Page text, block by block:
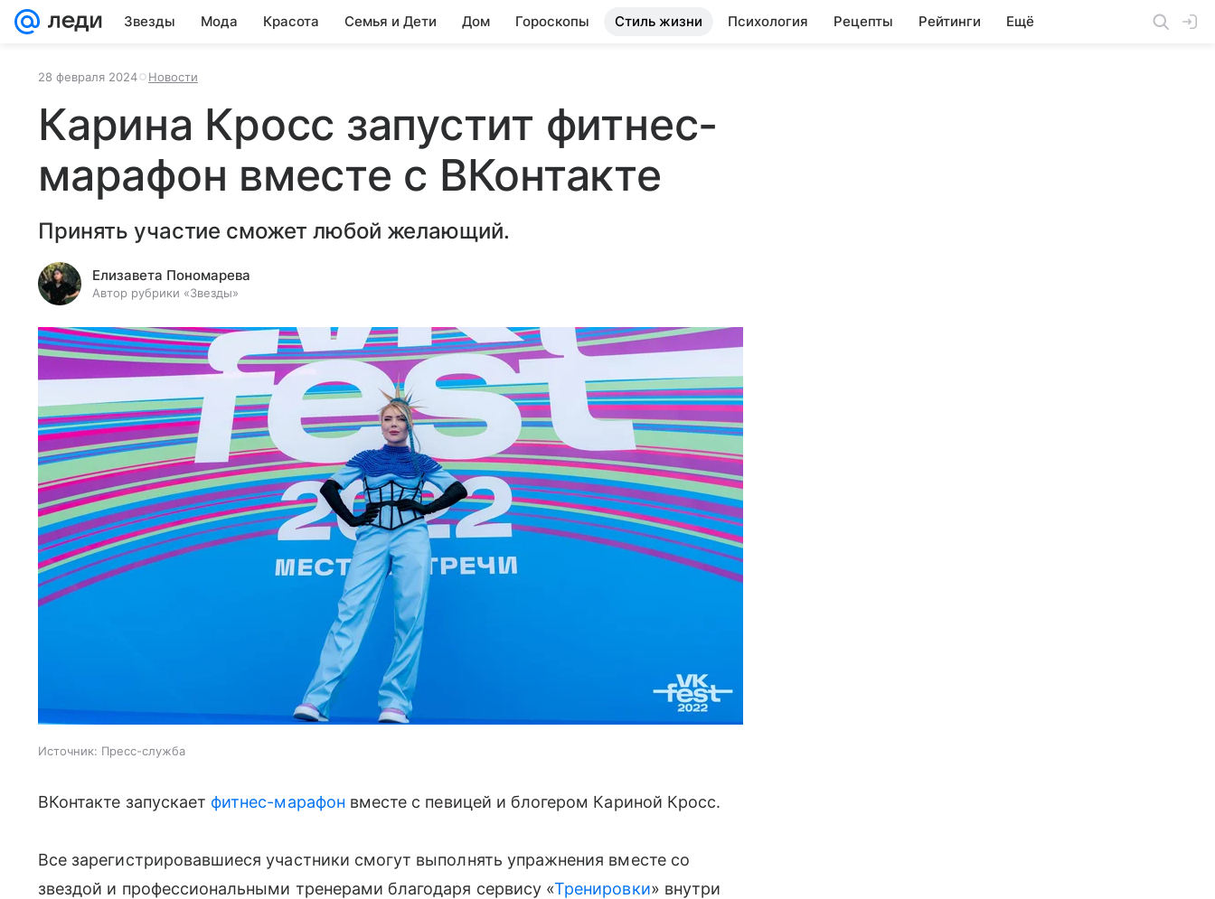
Звезды Мода Красота Семья и Дети Дом Гороскопы Стиль жизни Психология Рецепты Рейтинги Ещё
28 февраля 2024 Новости
Карина Кросс запустит фитнес-
марафон вместе с ВКонтакте
Принять участие сможет любой желающий.
Елизавета Пономарева
Автор рубрики «Звезды»
Источник: Пресс-служба
ВКонтакте запускает фитнес-марафон вместе с певицей и блогером Кариной Кросс.
Все зарегистрировавшиеся участники смогут выполнять упражнения вместе со
звездой и профессиональными тренерами благодаря сервису «Тренировки» внутри